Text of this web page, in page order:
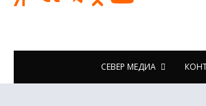
СЕВЕР МЕДИА